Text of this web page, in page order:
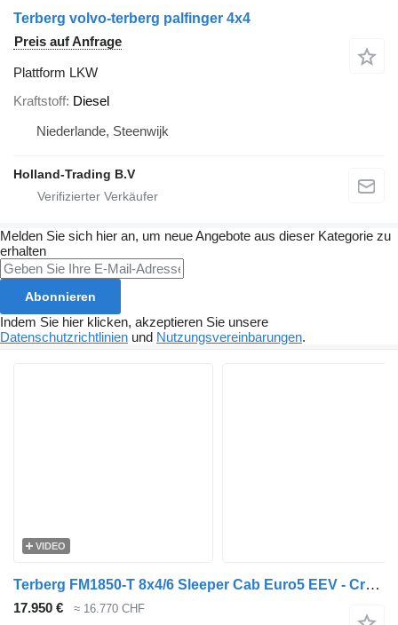
Terberg volvo-terberg palfinger 4x4
Preis auf Anfrage
Plattform LKW
Kraftstoff Diesel
Niederlande, Steenwijk
Holland-Trading B.V
Melden Sie sich hier an, um neue Angebote aus dieser Kategorie zu
erhalten
Abonnieren
Indem Sie hier klicken, akzeptieren Sie unsere
Datenschutzrichtlinien und Nutzungsvereinbarungen.
VIDEO
Terberg FM1850-T 8x4/6 Sleeper Cab Euro5 EEV - Crane Position - Prepared
17.950 € ≈ 16.770 CHF